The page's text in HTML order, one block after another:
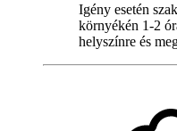
Igény esetén
környékén 1-2
helyszínre és